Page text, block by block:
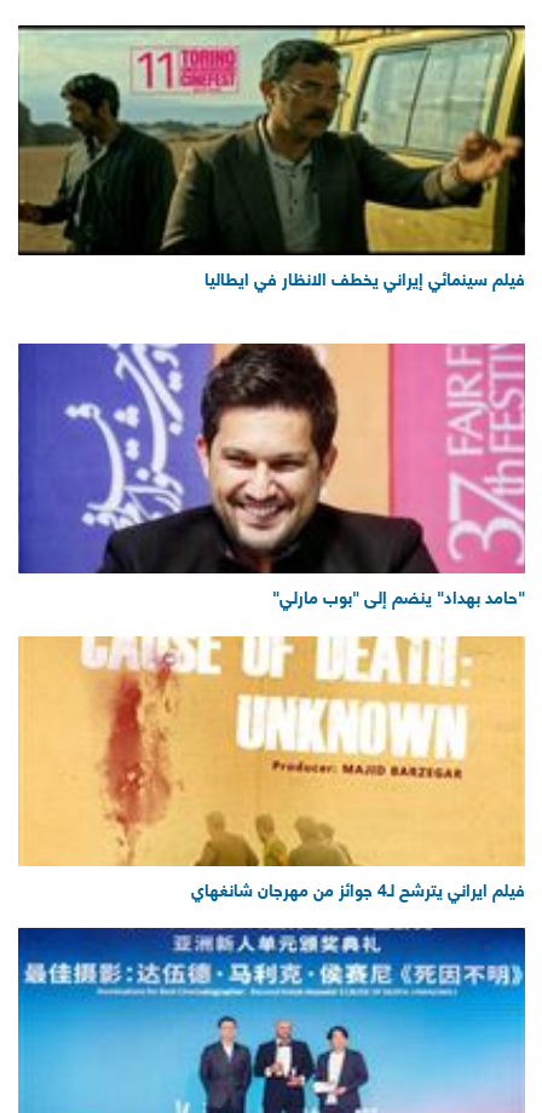
فيلم سينمائي إيراني يخطف الانظار في ايطاليا
فيلم ايراني يترشح لـ4 جوائز من مهرجان شانغهاي
"حامد بهداد" ينضم إلى "بوب مارلي"